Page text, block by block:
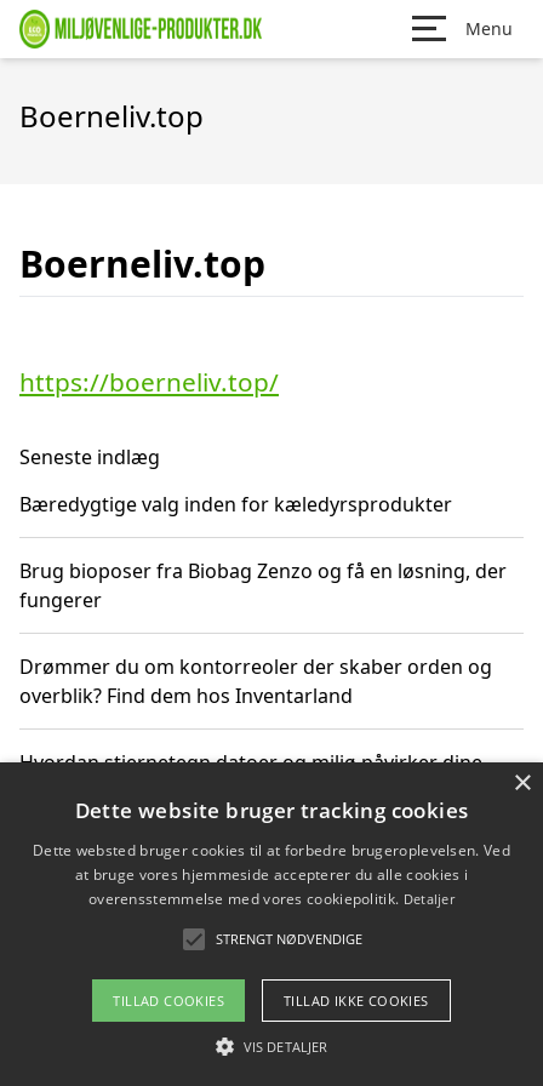
Menu
Boerneliv.top
Boerneliv.top
https://boerneliv.top/
Seneste indlæg
Bæredygtige valg inden for kæledyrsprodukter
Brug bioposer fra Biobag Zenzo og få en løsning, der
fungerer
Drømmer du om kontorreoler der skaber orden og
overblik? Find dem hos Inventarland
Hvordan stjernetegn datoer og miljø påvirker dine
Bæredygtige gadgets til en grønnere hverdag
Om / kontakt
Blog Betingelser
×
Dette website bruger tracking cookies
Dette websted bruger cookies til at forbedre brugeroplevelsen. Ved
at bruge vores hjemmeside accepterer du alle cookies i
overensstemmelse med vores cookiepolitik. Detaljer
STRENGT NØDVENDIGE
TILLAD COOKIES TILLAD IKKE COOKIES
VIS DETALJER